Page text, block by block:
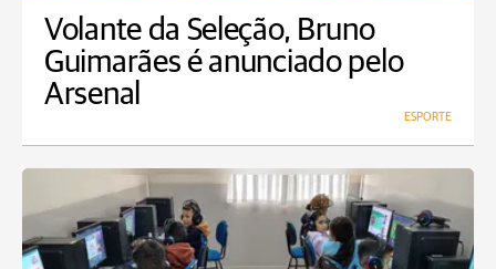
Volante da Seleção, Bruno
Guimarães é anunciado pelo
Arsenal
ESPORTE